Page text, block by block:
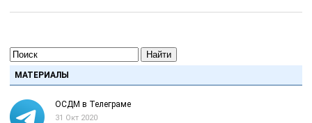
Найти
МАТЕРИАЛЫ
ОСДМ в Телеграме
31 Окт 2020